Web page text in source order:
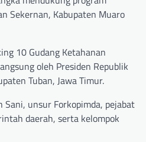
Sekernan, Kabupaten Muaro
10 Gudang Ketahanan
oleh Presiden Republik
Tuban, Jawa Timur.
Sani, unsur Forkopimda, pejabat
daerah, serta kelompok